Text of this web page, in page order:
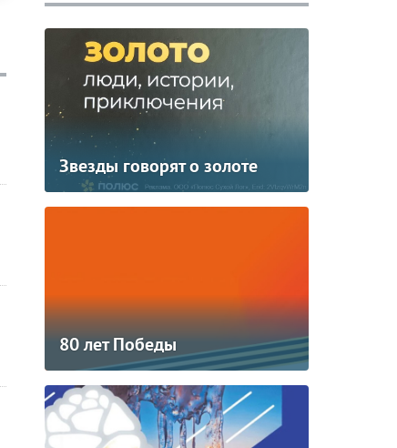
Звезды говорят о золоте
80 лет Победы